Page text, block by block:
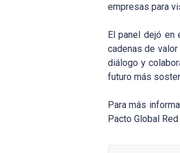
empresas para
El panel dejó en
cadenas de
diálogo y
futuro más
Para más
Pacto Global